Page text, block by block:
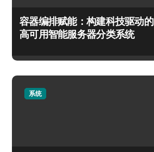
容器编排赋能：构建科技驱动的
高可用智能服务器分类系统
系统